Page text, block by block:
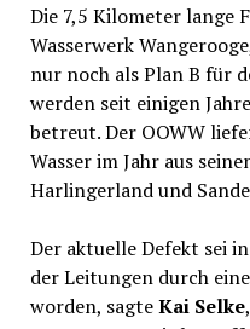
Die 7,5 Kilometer lange
Wasserwerk
nur noch als Plan B für
werden seit einigen
betreut. Der OOWW
Wasser im Jahr aus
Harlingerland und
Der aktuelle Defekt sei
der Leitungen durch
worden, sagteKai Selke